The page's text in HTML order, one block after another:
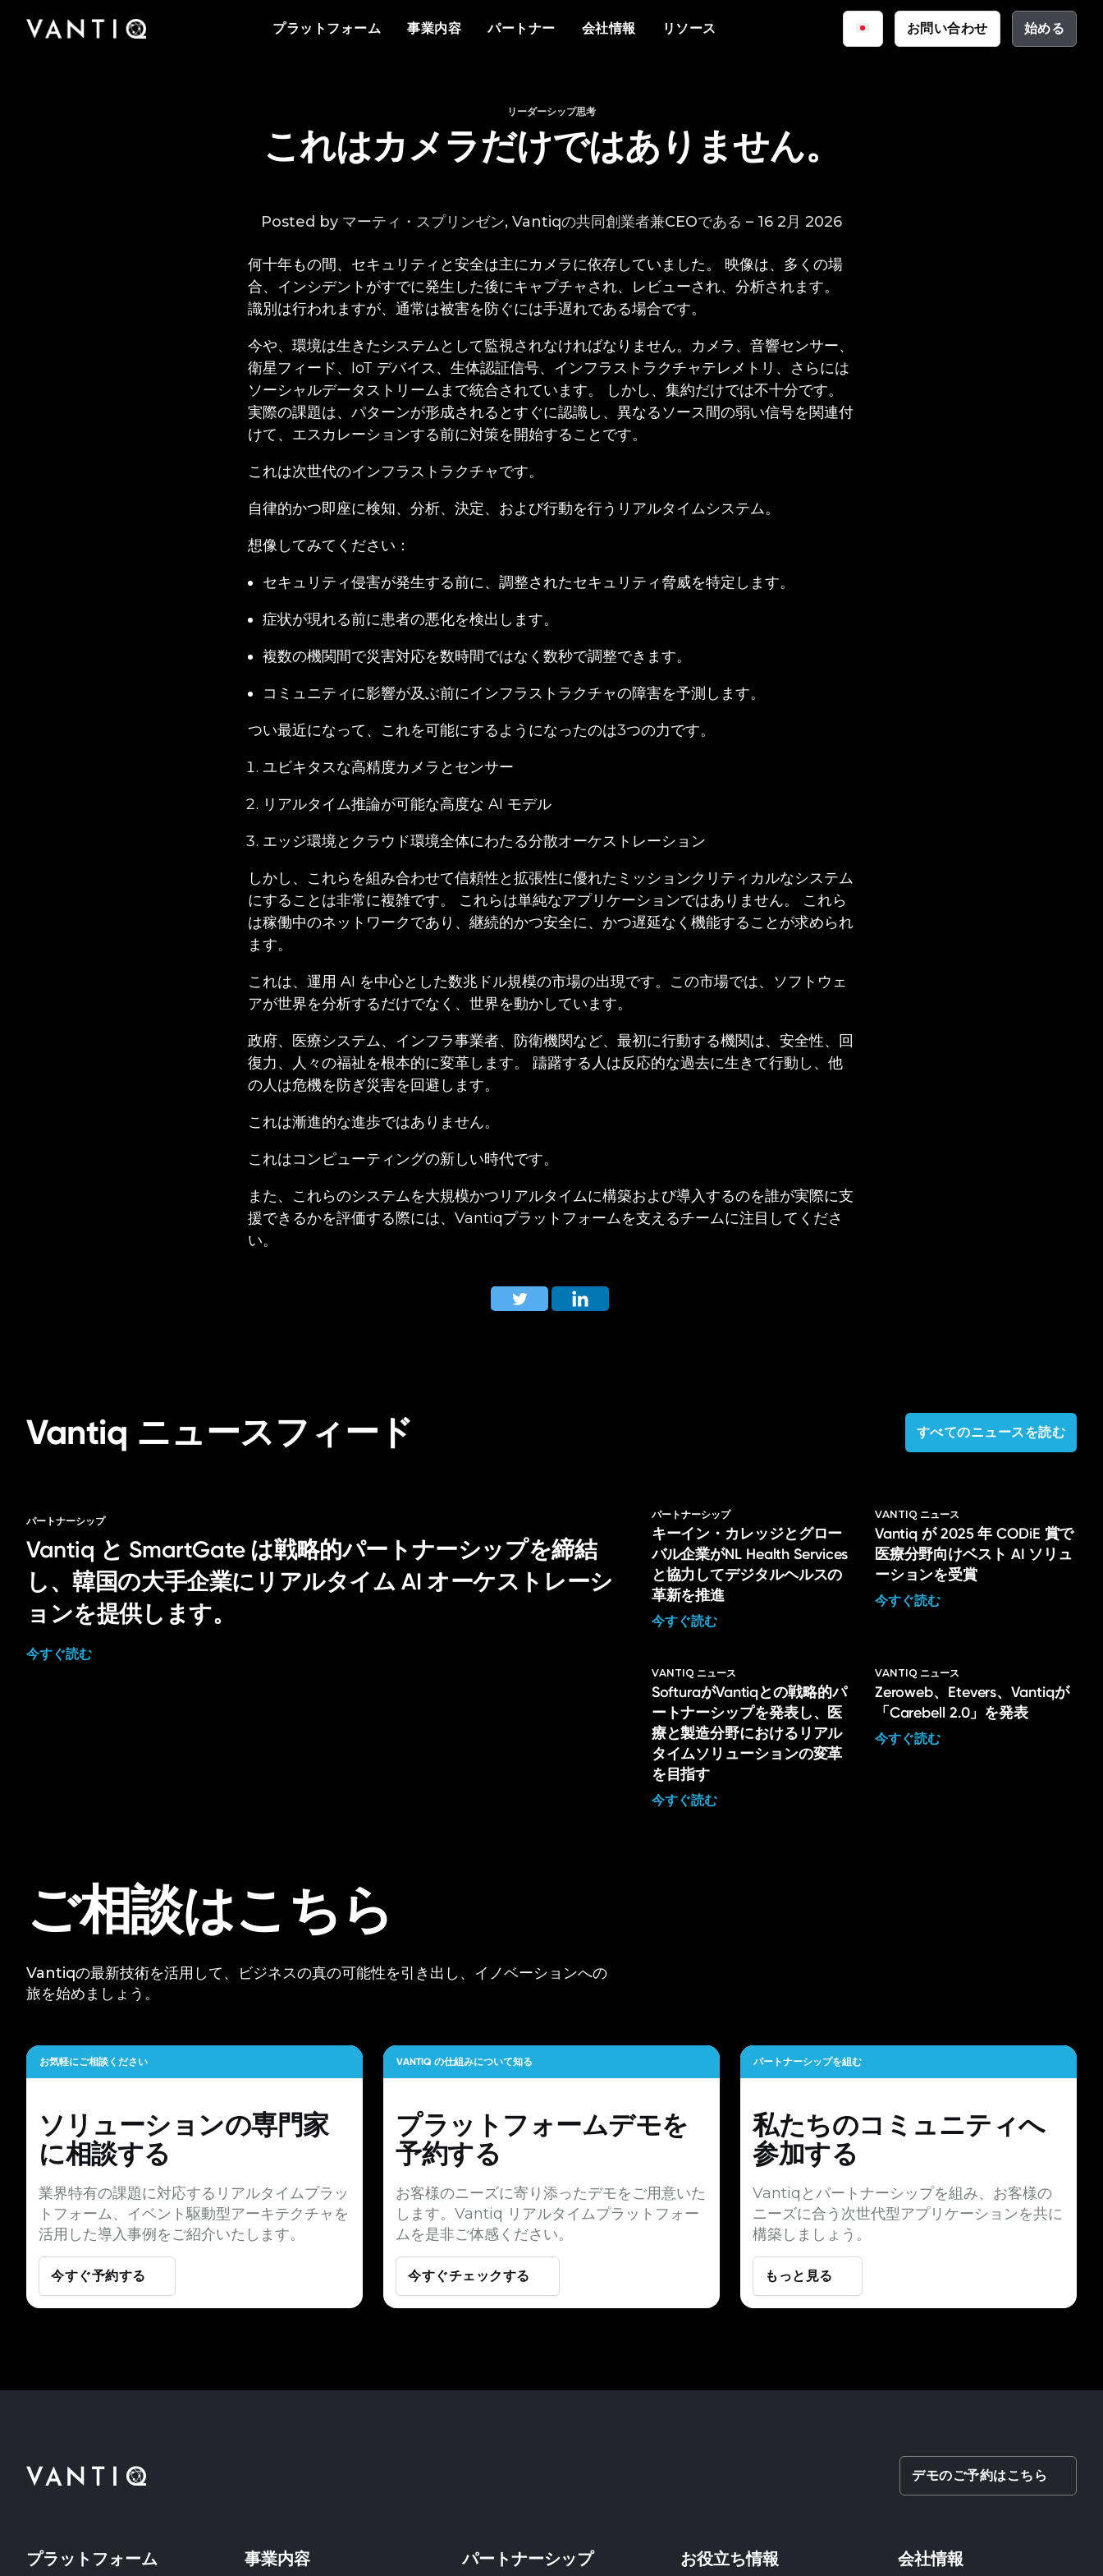
プラットフォーム 事業内容 パートナー 会社情報 リソース お問い合わせ 始める
Vantiqは、リアルタイムのインテリジェントシ
プラットフォーム
エージェントAI
イベント駆動型アーキテクチャ
事業内容
サイバーセキュリティ
パートナー もっと知る 資料
Vantiqを支えるチームをご紹介いたします。私
Vantiq について
イベント
Vantiqのポッドキャストをはじめとする導入事
例、プレスリリースまで、お役立ち資料をご覧
データシート
プレスリリース
お客様の声
リーダーシップ思考
これはカメラだけではありません。
Posted by マーティ・スプリンゼン, Vantiqの共同創業者兼CEOである – 16 2月 2026
何十年もの間、セキュリティと安全は主にカメラに依存していました。 映像は、多くの場
合、インシデントがすでに発生した後にキャプチャされ、レビューされ、分析されます。
識別は行われますが、通常は被害を防ぐには手遅れである場合です。
今や、環境は生きたシステムとして監視されなければなりません。カメラ、音響センサー、
衛星フィード、IoT デバイス、生体認証信号、インフラストラクチャテレメトリ、さらには
ソーシャルデータストリームまで統合されています。 しかし、集約だけでは不十分です。
実際の課題は、パターンが形成されるとすぐに認識し、異なるソース間の弱い信号を関連付
けて、エスカレーションする前に対策を開始することです。
これは次世代のインフラストラクチャです。
自律的かつ即座に検知、分析、決定、および行動を行うリアルタイムシステム。
想像してみてください：
セキュリティ侵害が発生する前に、調整されたセキュリティ脅威を特定します。
症状が現れる前に患者の悪化を検出します。
複数の機関間で災害対応を数時間ではなく数秒で調整できます。
コミュニティに影響が及ぶ前にインフラストラクチャの障害を予測します。
つい最近になって、これを可能にするようになったのは3つの力です。
ユビキタスな高精度カメラとセンサー
リアルタイム推論が可能な高度な AI モデル
エッジ環境とクラウド環境全体にわたる分散オーケストレーション
しかし、これらを組み合わせて信頼性と拡張性に優れたミッションクリティカルなシステム
にすることは非常に複雑です。 これらは単純なアプリケーションではありません。 これら
は稼働中のネットワークであり、継続的かつ安全に、かつ遅延なく機能することが求められ
ます。
これは、運用 AI を中心とした数兆ドル規模の市場の出現です。この市場では、ソフトウェ
アが世界を分析するだけでなく、世界を動かしています。
政府、医療システム、インフラ事業者、防衛機関など、最初に行動する機関は、安全性、回
復力、人々の福祉を根本的に変革します。 躊躇する人は反応的な過去に生きて行動し、他
の人は危機を防ぎ災害を回避します。
これは漸進的な進歩ではありません。
これはコンピューティングの新しい時代です。
また、これらのシステムを大規模かつリアルタイムに構築および導入するのを誰が実際に支
援できるかを評価する際には、Vantiqプラットフォームを支えるチームに注目してくださ
い。
Vantiq ニュースフィード すべてのニュースを読む
パートナーシップ
Vantiq と SmartGate は戦略的パートナーシップを締結
し、韓国の大手企業にリアルタイム AI オーケストレーシ
ョンを提供します。
今すぐ読む
パートナーシップ
キーイン・カレッジとグロー
バル企業がNL Health Services
と協力してデジタルヘルスの
革新を推進
今すぐ読む
VANTIQ ニュース
Vantiq が 2025 年 CODiE 賞で
医療分野向けベスト AI ソリュ
ーションを受賞
今すぐ読む
VANTIQ ニュース
SofturaがVantiqとの戦略的パ
ートナーシップを発表し、医
療と製造分野におけるリアル
タイムソリューションの変革
を目指す
今すぐ読む
VANTIQ ニュース
Zeroweb、Etevers、Vantiqが
「Carebell 2.0」を発表
今すぐ読む
ご相談はこちら
Vantiqの最新技術を活用して、ビジネスの真の可能性を引き出し、イノベーションへの
旅を始めましょう。
お気軽にご相談ください
ソリューションの専門家
に相談する
業界特有の課題に対応するリアルタイムプラッ
トフォーム、イベント駆動型アーキテクチャを
活用した導入事例をご紹介いたします。
今すぐ予約する
VANTIQ の仕組みについて知る
プラットフォームデモを
予約する
お客様のニーズに寄り添ったデモをご用意いた
します。Vantiq リアルタイムプラットフォー
ムを是非ご体感ください。
今すぐチェックする
パートナーシップを組む
私たちのコミュニティへ
参加する
Vantiqとパートナーシップを組み、お客様の
ニーズに合う次世代型アプリケーションを共に
構築しましょう。
もっと見る
デモのご予約はこちら
プラットフォーム 事業内容 パートナーシップ お役立ち情報 会社情報